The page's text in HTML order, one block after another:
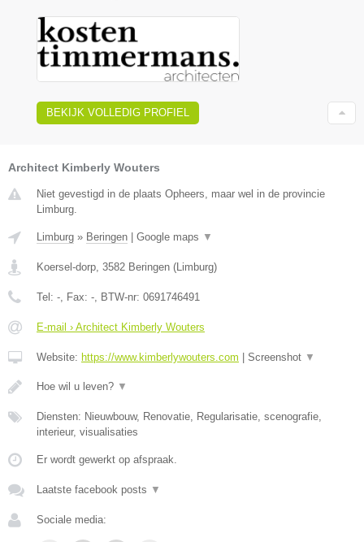
BEKIJK VOLLEDIG PROFIEL
Architect Kimberly Wouters
Niet gevestigd in de plaats Opheers, maar wel in de provincie
Limburg.
Limburg » Beringen Google maps ▼
Koersel-dorp, 3582 Beringen (Limburg)
Tel: -, Fax: -, BTW-nr: 0691746491
E-mail › Architect Kimberly Wouters
Website: https://www.kimberlywouters.com Screenshot ▼
Hoe wil u leven? ▼
Diensten: Nieuwbouw, Renovatie, Regularisatie, scenografie,
interieur, visualisaties
Er wordt gewerkt op afspraak.
Laatste facebook posts ▼
Sociale media: